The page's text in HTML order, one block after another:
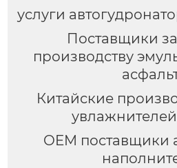
услуги
Поставщики
производству
Китайские
увлажнителей
OEM поставщики